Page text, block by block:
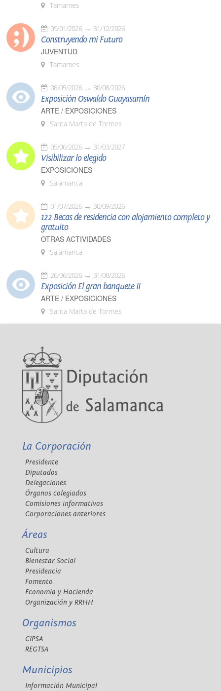
Tamames
09/01/2026 31/12/2026
Construyendo mi Futuro
JUVENTUD
Tamames
08/05/2026 30/08/2026
Exposición Oswaldo Guayasamín
ARTE / EXPOSICIONES
Santa Marta de Tormes
05/06/2026 31/03/2027
Visibilizar lo elegido
EXPOSICIONES
Salamanca
01/07/2026 30/09/2026
122 Becas de residencia con alojamiento completo y
gratuito
OTRAS ACTIVIDADES
Salamanca
26/06/2026 31/08/2026
Exposición El gran banquete II
ARTE / EXPOSICIONES
Santa Marta de Tormes
La Corporación
Presidente
Diputados
Delegaciones
Órganos colegiados
Comisiones informativas
Corporaciones anteriores
Áreas
Cultura
Bienestar Social
Presidencia
Fomento
Economía y Hacienda
Organización y RRHH
Organismos
CIPSA
REGTSA
Municipios
Información Municipal